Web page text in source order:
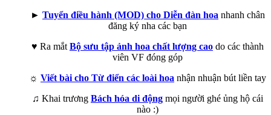
► Tuyển điều hành (MOD) cho Diễn đàn hoa nhanh chân
đăng ký nha các bạn
♥ Ra mắt Bộ sưu tập ảnh hoa chất lượng cao do các thành
viên VF đóng góp
☼ Viết bài cho Từ điển các loài hoa nhận nhuận bút liền tay
♫ Khai trương Bách hóa di động mọi người ghé ủng hộ cái
nào :)